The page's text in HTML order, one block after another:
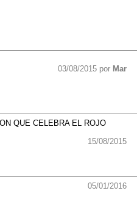
03/08/2015 por Mar
QUE CELEBRA EL ROJO
15/08/2015
05/01/2016